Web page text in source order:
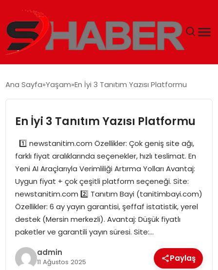
MAGAZIN
TEKNOLOJI
SPOR
EKONOMI
SIYASET
EĞITIM
YAŞAM
Ana Sayfa Yaşam En İyi 3 Tanıtım Yazısı Platformu
En İyi 3 Tanıtım Yazısı Platformu
1️⃣ newstanitim.com Özellikler: Çok geniş site ağı,
farklı fiyat aralıklarında seçenekler, hızlı teslimat. En
Yeni AI Araçlarıyla Verimliliği Artırma Yolları Avantaj:
Uygun fiyat + çok çeşitli platform seçeneği. Site:
newstanitim.com 2️⃣ Tanıtım Bayi (tanitimbayi.com)
Özellikler: 6 ay yayın garantisi, şeffaf istatistik, yerel
destek (Mersin merkezli). Avantaj: Düşük fiyatlı
paketler ve garantili yayın süresi. Site:…
admin
11 Ağustos 2025 Paylaş